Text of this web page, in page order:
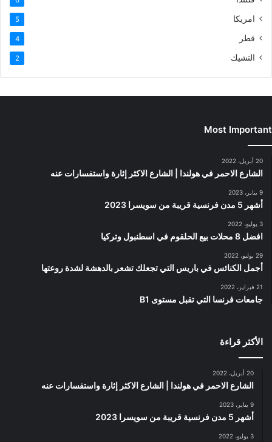
امريكا 5
قطر 4
التشيك 2
Most Important
20 أبريل، 2022
الشارع الاحمر في هولندا | الشارع الاكثر إثارة واستفسارات عنه
9 يناير، 2023
أشهر 5 مدن فرنسية قريبة من سويسرا 2023
3 يوليو، 2022
افضل 8 محلات بيع الحلقوم في اسطنبول وتركيا
29 يوليو، 2022
أجمل الكنائس في باريس التي تجعلك تشعر بالدهشة لشدة روعتها
21 فبراير، 2022
جامعات فرنسا التي تقبل مستوى B1
الأكثر قراءة
20 أبريل، 2022
الشارع الاحمر في هولندا | الشارع الاكثر إثارة واستفسارات عنه
9 يناير، 2023
أشهر 5 مدن فرنسية قريبة من سويسرا 2023
3 يوليو، 2022